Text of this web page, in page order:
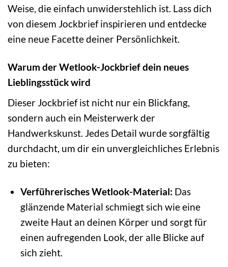
Weise, die einfach unwiderstehlich ist. Lass dich
von diesem Jockbrief inspirieren und entdecke
eine neue Facette deiner Persönlichkeit.
Warum der Wetlook-Jockbrief dein neues
Lieblingsstück wird
Dieser Jockbrief ist nicht nur ein Blickfang,
sondern auch ein Meisterwerk der
Handwerkskunst. Jedes Detail wurde sorgfältig
durchdacht, um dir ein unvergleichliches Erlebnis
zu bieten:
Verführerisches Wetlook-Material: Das
glänzende Material schmiegt sich wie eine
zweite Haut an deinen Körper und sorgt für
einen aufregenden Look, der alle Blicke auf
sich zieht.